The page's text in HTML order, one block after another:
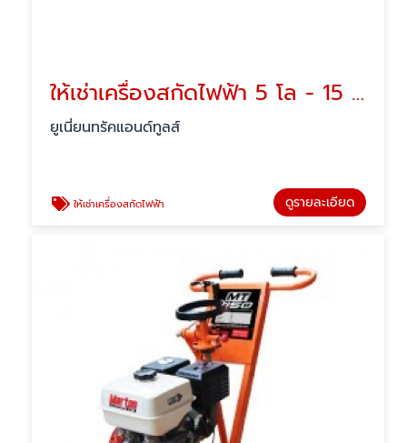
ให้เช่าเครื่องสกัดไฟฟ้า 5 โล - 15 โล
ยูเนี่ยนทรัคแอนด์ทูลส์
ให้เช่าเครื่องสกัดไฟฟ้า ดูรายละเอียด